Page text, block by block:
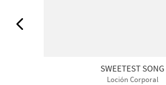
SWEETEST SONG
Loción Corporal